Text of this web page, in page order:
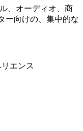
、オーディオ、商
ー向けの、集中的な
エンス